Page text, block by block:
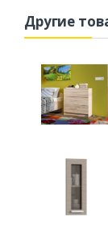
Другие